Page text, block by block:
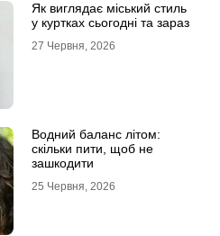
Як виглядає міський стиль
у куртках сьогодні та зараз
27 Червня, 2026
Водний баланс літом:
скільки пити, щоб не
зашкодити
25 Червня, 2026